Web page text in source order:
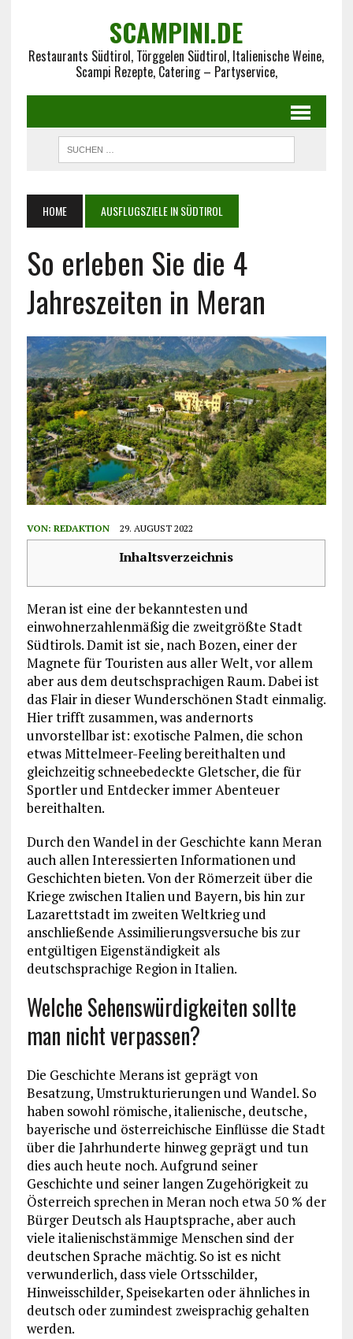
SCAMPINI.DE
Restaurants Südtirol, Törggelen Südtirol, Italienische Weine,
Scampi Rezepte, Catering – Partyservice,
HOME AUSFLUGSZIELE IN SÜDTIROL
So erleben Sie die 4
Jahreszeiten in Meran
VON: REDAKTION 29. AUGUST 2022
Inhaltsverzeichnis
Meran ist eine der bekanntesten und
einwohnerzahlenmäßig die zweitgrößte Stadt
Südtirols. Damit ist sie, nach Bozen, einer der
Magnete für Touristen aus aller Welt, vor allem
aber aus dem deutschsprachigen Raum. Dabei ist
das Flair in dieser Wunderschönen Stadt einmalig.
Hier trifft zusammen, was andernorts
unvorstellbar ist: exotische Palmen, die schon
etwas Mittelmeer-Feeling bereithalten und
gleichzeitig schneebedeckte Gletscher, die für
Sportler und Entdecker immer Abenteuer
bereithalten.
Durch den Wandel in der Geschichte kann Meran
auch allen Interessierten Informationen und
Geschichten bieten. Von der Römerzeit über die
Kriege zwischen Italien und Bayern, bis hin zur
Lazarettstadt im zweiten Weltkrieg und
anschließende Assimilierungsversuche bis zur
entgültigen Eigenständigkeit als
deutschsprachige Region in Italien.
Welche Sehenswürdigkeiten sollte
man nicht verpassen?
Die Geschichte Merans ist geprägt von
Besatzung, Umstrukturierungen und Wandel. So
haben sowohl römische, italienische, deutsche,
bayerische und österreichische Einflüsse die Stadt
über die Jahrhunderte hinweg geprägt und tun
dies auch heute noch. Aufgrund seiner
Geschichte und seiner langen Zugehörigkeit zu
Österreich sprechen in Meran noch etwa 50 % der
Bürger Deutsch als Hauptsprache, aber auch
viele italienischstämmige Menschen sind der
deutschen Sprache mächtig. So ist es nicht
verwunderlich, dass viele Ortsschilder,
Hinweisschilder, Speisekarten oder ähnliches in
deutsch oder zumindest zweisprachig gehalten
werden.